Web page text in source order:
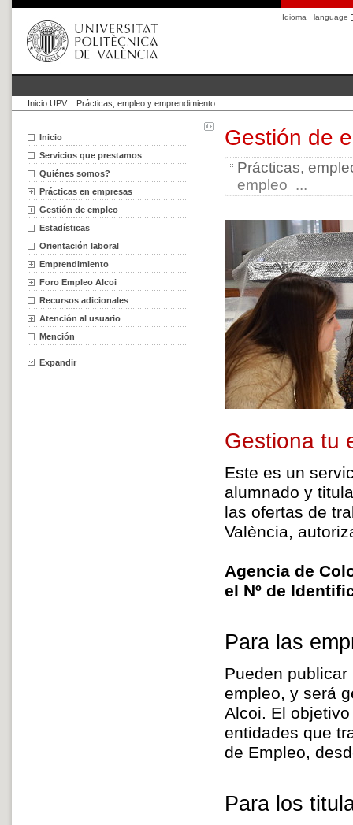
Idioma · language
Inicio UPV :: Prácticas, empleo y emprendimiento
Inicio
Servicios que prestamos
Quiénes somos?
Prácticas en empresas
Gestión de empleo
Estadísticas
Orientación laboral
Emprendimiento
Foro Empleo Alcoi
Recursos adicionales
Atención al usuario
Mención
Expandir
Gestión de
Prácticas,
empleo ...
Gestiona tu
Este es un
alumnado y
las ofertas de
València,
Agencia de
el Nº de
Para las
Pueden
empleo, y será
Alcoi. El
entidades que
de Empleo,
Para los